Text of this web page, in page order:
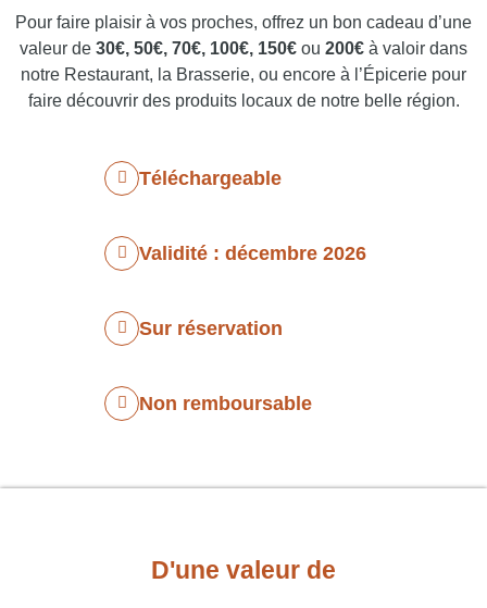
Pour faire plaisir à vos proches, offrez un bon cadeau d’une
valeur de 30€, 50€, 70€, 100€, 150€ ou 200€ à valoir dans
notre Restaurant, la Brasserie, ou encore à l’Épicerie pour
faire découvrir des produits locaux de notre belle région.
Téléchargeable
Validité : décembre 2026
Sur réservation
Non remboursable
D'une valeur de